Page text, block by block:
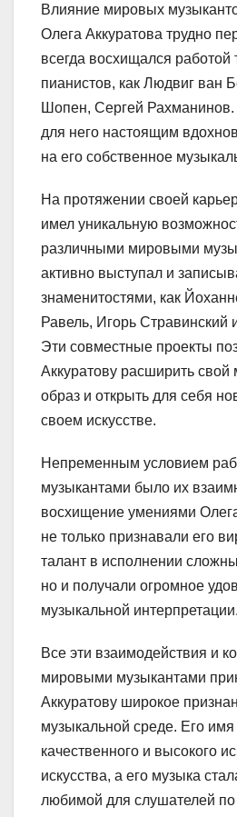
Влияние мировых
Олега Аккуратова трудно
всегда восхищался работой
пианистов, как Людвиг ван
Шопен, Сергей Рахманинов.
для него настоящим
на его собственное
На протяжении своей
имел уникальную
различными мировыми
активно выступал и
знаменитостями, как
Равель, Игорь Стравинский
Эти совместные проекты
Аккуратову расширить свой
образ и открыть для себя
своем искусстве.
Непременным условием
музыкантами было их
восхищение умениями
не только признавали его
талант в исполнении
но и получали огромное
музыкальной интерпретации.
Все эти взаимодействия и
мировыми музыкантами
Аккуратову широкое
музыкальной среде. Его
качественного и высокого
искусства, а его музыка
любимой для слушателей по